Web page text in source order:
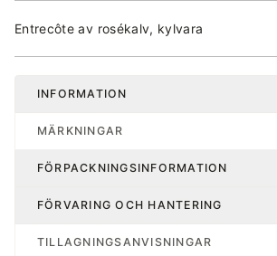
Entrecôte av rosékalv, kylvara
INFORMATION
MÄRKNINGAR
FÖRPACKNINGSINFORMATION
FÖRVARING OCH HANTERING
TILLAGNINGSANVISNINGAR